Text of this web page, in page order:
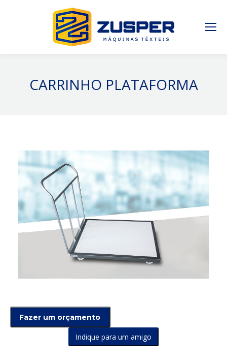
CARRINHO PLATAFORMA
Indique para um amigo